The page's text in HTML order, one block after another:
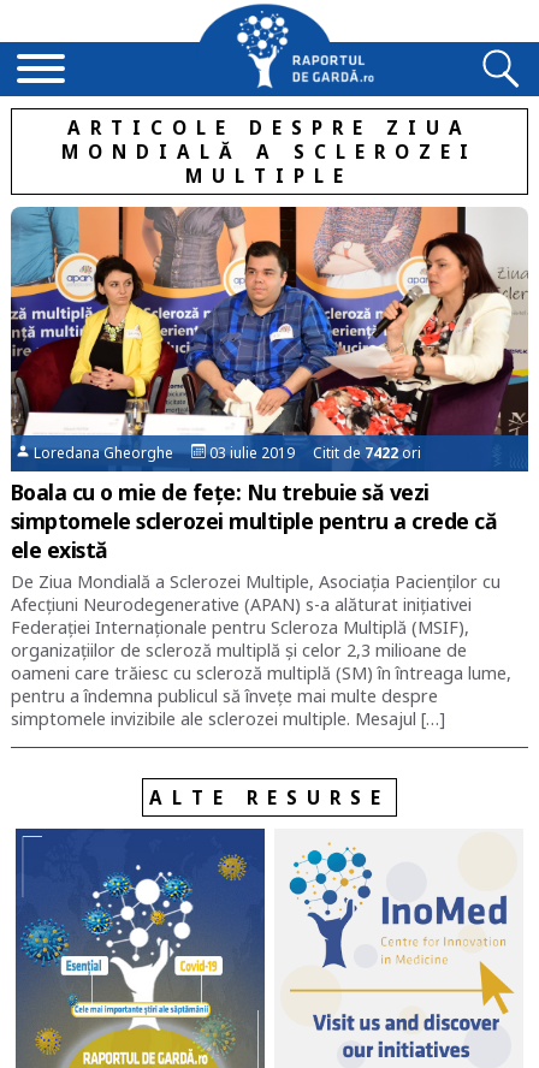
ARTICOLE DESPRE ZIUA
MONDIALĂ A SCLEROZEI
MULTIPLE
Loredana Gheorghe 03 iulie 2019 Citit de 7422ori
Boala cu o mie de fețe: Nu trebuie să vezi
simptomele sclerozei multiple pentru a crede că
ele există
De Ziua Mondială a Sclerozei Multiple, Asociația Pacienților cu
Afecțiuni Neurodegenerative (APAN) s-a alăturat inițiativei
Federației Internaționale pentru Scleroza Multiplă (MSIF),
organizațiilor de scleroză multiplă și celor 2,3 milioane de
oameni care trăiesc cu scleroză multiplă (SM) în întreaga lume,
pentru a îndemna publicul să învețe mai multe despre
simptomele invizibile ale sclerozei multiple. Mesajul […]
ALTE RESURSE